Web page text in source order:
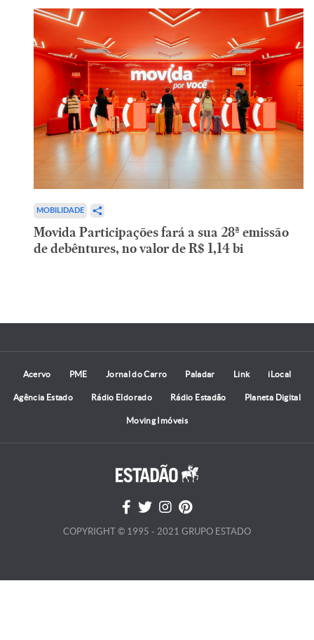
MOBILIDADE
Movida Participações fará a sua 28ª emissão
de debêntures, no valor de R$ 1,14 bi
Acervo PME Jornal do Carro Paladar Link iLocal
Agência Estado Rádio Eldorado Rádio Estadão Planeta Digital
Moving Imóveis
COPYRIGHT © 1995 - 2021 GRUPO ESTADO